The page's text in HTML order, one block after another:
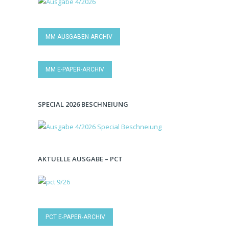
MM AUSGABEN-ARCHIV
MM E-PAPER-ARCHIV
SPECIAL 2026 BESCHNEIUNG
AKTUELLE AUSGABE – PCT
PCT E-PAPER-ARCHIV